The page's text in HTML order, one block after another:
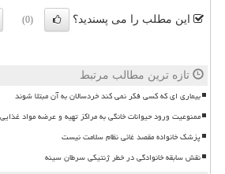
این مطلب را می پسندید؟ (0)
تازه ترین مطالب مرتبط
بیماری ای که کسی فکر نمی کند خردسالان به آن مبتلا شوند
ممنوعیت ورود حیوانات خانگی به مراکز تهیه و عرضه مواد غذایی
پزشک خانواده مقصد غائی نظام سلامت نیست
نقش سابقه خانوادگی در خطر ژنتیکی سرطان سینه